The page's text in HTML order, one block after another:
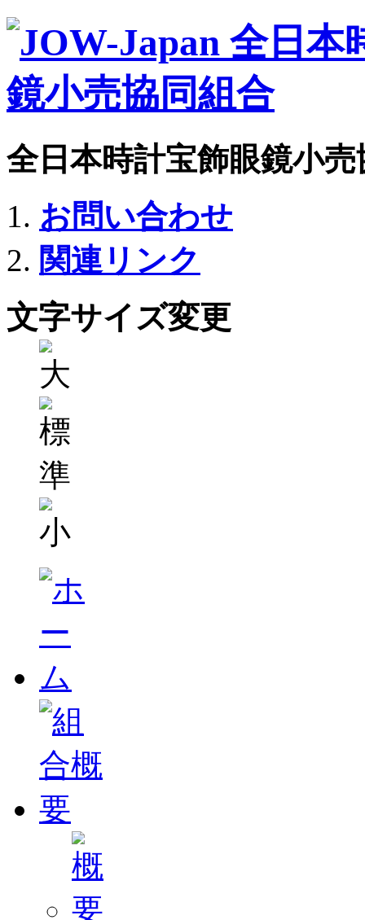
全日本時計宝飾眼鏡小
お問い合わせ
関連リンク
文字サイズ変更